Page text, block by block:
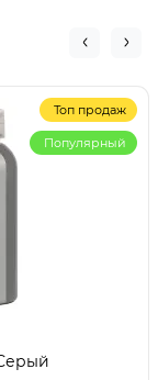
Топ продаж
Популярный